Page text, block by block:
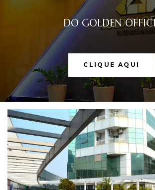
DO GOLDEN
CLIQUE AQUI